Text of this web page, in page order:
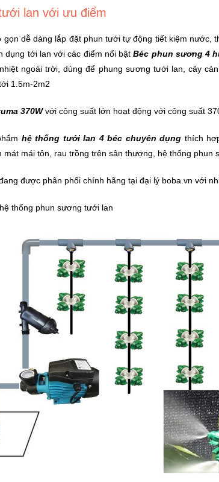
lan với ưu điểm
gọn dễ dàng lắp đặt phun tưới tự động tiết kiệm nước,
dụng tới lan với các điểm nổi bậtBéc phun sương 4
ngoài trời, dùng để phung sương tưới lan, cây
1.5m-2m2
370Wvới công suất lớn hoạt động với công suất
hệ thống tưới lan 4 béc chuyên dụng thích
mát mái tôn, rau trồng trên sân thượng, hệ thống phun
được phân phối chính hãng tại đại lý boba.vn với
thống phun sương tưới lan